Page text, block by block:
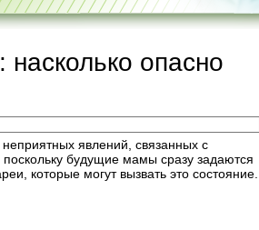
опасно
явлений, связанных с
поскольку будущие мамы сразу задаются
которые могут вызвать это состояние.